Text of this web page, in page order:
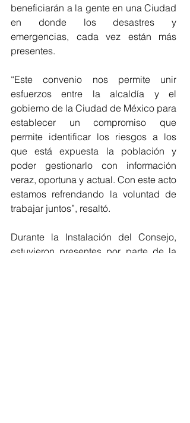
beneficiarán a la gente en una Ciudad
en donde los desastres y
emergencias, cada vez están más
presentes.
“Este convenio nos permite unir
esfuerzos entre la alcaldía y el
gobierno de la Ciudad de México para
establecer un compromiso que
permite identificar los riesgos a los
que está expuesta la población y
poder gestionarlo con información
veraz, oportuna y actual. Con este acto
estamos refrendando la voluntad de
trabajar juntos”, resaltó.
Durante la Instalación del Consejo,
estuvieron presentes por parte de la